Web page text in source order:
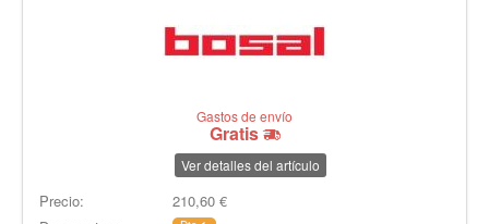
Gastos de envío
Gratis
Ver detalles del artículo
Precio: 210,60€